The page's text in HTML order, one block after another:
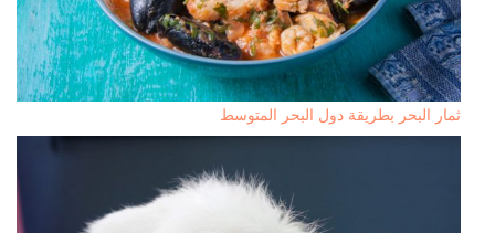
ثمار البحر بطريقة دول البحر المتوسط